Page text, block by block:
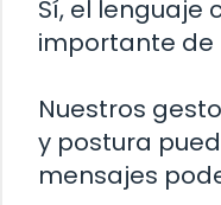
Sí, el lenguaje
importante de
Nuestros
y postura
mensajes